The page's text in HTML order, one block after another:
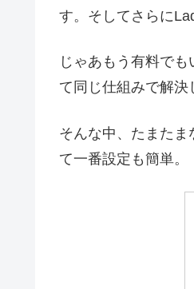
す。そしてさらに
じゃあもう有料で
て同じ仕組みで解決
そんな中、たまた
て一番設定も簡単。